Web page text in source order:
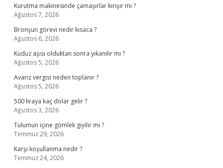
Kurutma makinesinde çamaşırlar kırışır mı ?
Ağustos 7, 2026
Bronşun görevi nedir kısaca ?
Ağustos 6, 2026
Kuduz aşısı olduktan sonra yıkanılır mı ?
Ağustos 5, 2026
Avarız vergisi neden toplanır ?
Ağustos 5, 2026
500 liraya kaç dolar gelir ?
Ağustos 3, 2026
Tulumun içine gömlek giyilir mi ?
Temmuz 29, 2026
Karşı koşullanma nedir ?
Temmuz 24, 2026